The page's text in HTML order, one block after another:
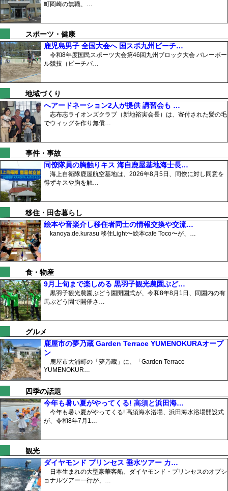
町岡崎の無職、…
スポーツ・健康
鹿児島男子 全国大会へ 国スポ九州ビーチ…
令和8年度国民スポーツ大会第46回九州ブロック大会 バレーボー
ル競技（ビーチバ…
地域づくり
へアードネーション2人が提供 講習会も …
志布志ライオンズクラブ（新地裕実会長）は、寄付された髪の毛
でウィッグを作り無償…
事件・事故
同僚隊員の胸触りキス 海自鹿屋基地海士長…
海上自衛隊鹿屋航空基地は、2026年8月5日、同僚に対し同意を
得ずキスや胸を触…
移住・田舎暮らし
絵本や音楽介し移住者同士の情報交換や交流…
kanoya.de.kurasu 移住Light〜絵本cafe Toco〜が、…
食・物産
9月上旬まで楽しめる 黒羽子観光農園ぶど…
黒羽子観光農園ぶどう園開園式が、令和8年8月1日、同園内の有
馬ぶどう園で開催さ…
グルメ
鹿屋市の夢乃蔵 Garden Terrace YUMENOKURAオープ
ン
鹿屋市大浦町の「夢乃蔵」に、「Garden Terrace
YUMENOKUR…
四季の話題
今年も暑い夏がやってくる! 高須と浜田海…
今年も暑い夏がやってくる! 高須海水浴場、浜田海水浴場開設式
が、令和8年7月1…
観光
ダイヤモンド プリンセス 垂水ツアー カ…
日本生まれの大型豪華客船、ダイヤモンド・プリンセスのオプシ
ョナルツアー一行が、…